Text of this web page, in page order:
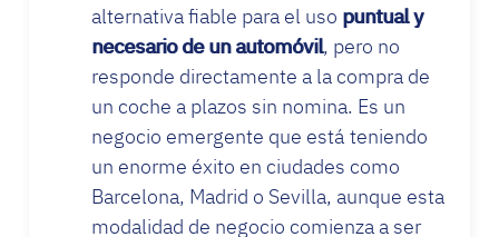
alternativa fiable para el uso puntual y
necesario de un automóvil, pero no
responde directamente a la compra de
un coche a plazos sin nomina. Es un
negocio emergente que está teniendo
un enorme éxito en ciudades como
Barcelona, Madrid o Sevilla, aunque esta
modalidad de negocio comienza a ser